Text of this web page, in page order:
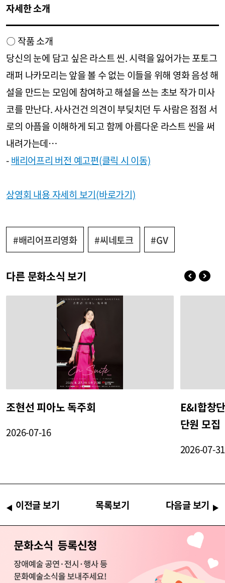
자세한 소개
〇 작품 소개
당신의 눈에 담고 싶은 라스트 씬. 시력을 잃어가는 포토그
래퍼 나카모리는 앞을 볼 수 없는 이들을 위해 영화 음성 해
설을 만드는 모임에 참여하고 해설을 쓰는 초보 작가 미사
코를 만난다. 사사건건 의견이 부딪치던 두 사람은 점점 서
로의 아픔을 이해하게 되고 함께 아름다운 라스트 씬을 써
내려가는데…
-배리어프리 버전 예고편(클릭 시 이동)
상영회 내용 자세히 보기(바로가기)
#배리어프리영화 #씨네토크 #GV
다른 문화소식 보기
조현선 피아노 독주회
2026-07-16
E&I합창
단원 모집
2026-07-31
이전글 보기 목록보기 다음글 보기